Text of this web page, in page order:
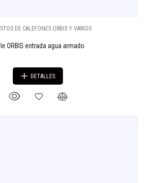
DE CALEFONES ORBIS Y VARIOS
ORBIS entrada agua armado
DETALLES